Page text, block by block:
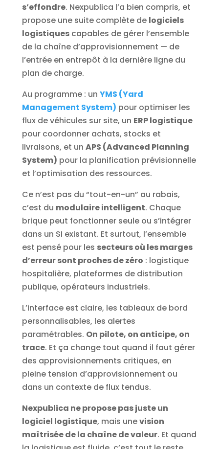
s’effondre. Nexpublica l’a bien compris, et
propose une suite complète de logiciels
logistiquescapables de gérer l’ensemble
de la chaîne d’approvisionnement — de
l’entrée en entrepôt à la dernière ligne du
plan de charge.
Au programme : un YMS (Yard
Management System) pour optimiser les
flux de véhicules sur site, un ERP logistique
pour coordonner achats, stocks et
livraisons, et un APS (Advanced Planning
System) pour la planification prévisionnelle
et l’optimisation des ressources.
Ce n’est pas du “tout-en-un” au rabais,
c’est du modulaire intelligent. Chaque
brique peut fonctionner seule ou s’intégrer
dans un SI existant. Et surtout, l’ensemble
est pensé pour les secteurs où les marges
d’erreur sont proches de zéro : logistique
hospitalière, plateformes de distribution
publique, opérateurs industriels.
L’interface est claire, les tableaux de bord
personnalisables, les alertes
paramétrables. On pilote, on anticipe, on
trace. Et ça change tout quand il faut gérer
des approvisionnements critiques, en
pleine tension d’approvisionnement ou
dans un contexte de flux tendus.
Nexpublica ne propose pas juste un
logiciel logistique, mais unevision
maîtrisée de la chaîne de valeur. Et quand